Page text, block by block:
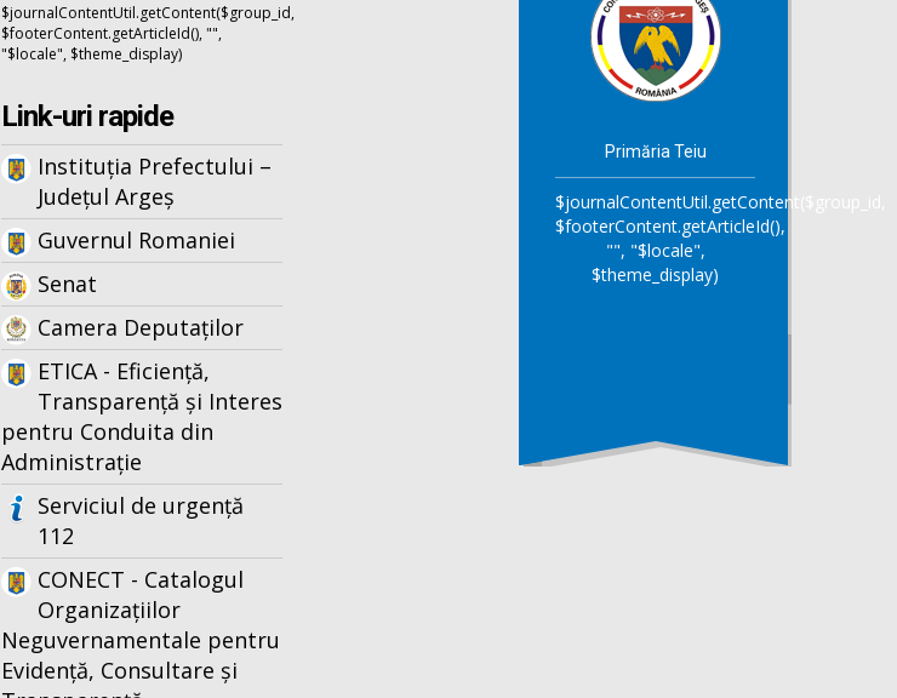
$journalContentUtil.getContent($group_id,
$footerContent.getArticleId(), "",
"$locale", $theme_display)
Link-uri rapide
Instituția Prefectului –
Județul Argeș
Guvernul Romaniei
Senat
Camera Deputaților
ETICA - Eficiență,
Transparență și Interes
pentru Conduita din
Administrație
Serviciul de urgență
112
CONECT - Catalogul
Organizațiilor
Neguvernamentale pentru
Evidență, Consultare și
Primăria Teiu
$journalContentUtil.getContent($group_id,
$footerContent.getArticleId(),
"", "$locale",
$theme_display)